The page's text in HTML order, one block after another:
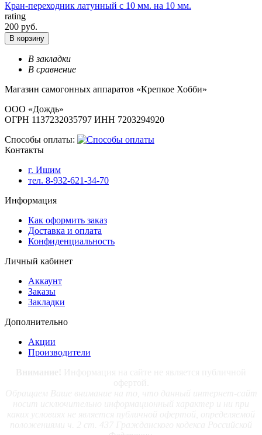
Кран-переходник латунный с 10 мм. на 10 мм.
rating
200 руб.
В корзину
В закладки
В сравнение
Магазин самогонных аппаратов «Крепкое Хобби»
ООО «Дождь»
ОГРН 1137232035797 ИНН 7203294920
Способы оплаты:
Контакты
г. Ишим
тел. 8-932-621-34-70
Информация
Как оформить заказ
Доставка и оплата
Конфиденциальность
Личный кабинет
Аккаунт
Заказы
Закладки
Дополнительно
Акции
Производители